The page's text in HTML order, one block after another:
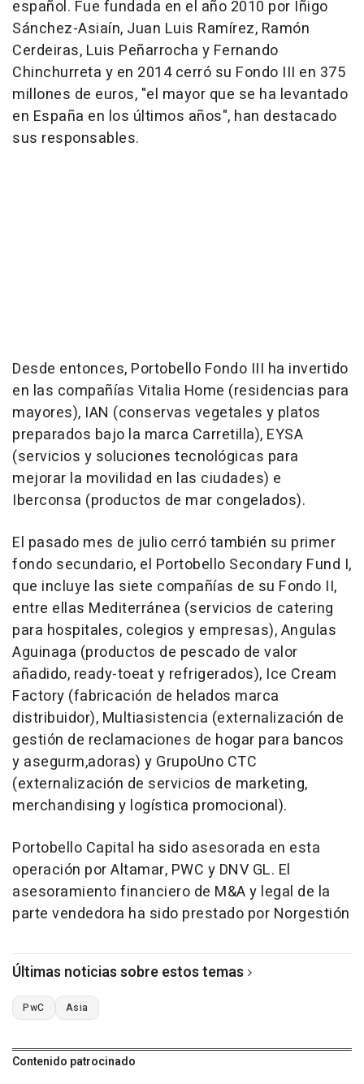
español. Fue fundada en el año 2010 por Iñigo
Sánchez-Asiaín, Juan Luis Ramírez, Ramón
Cerdeiras, Luis Peñarrocha y Fernando
Chinchurreta y en 2014 cerró su Fondo III en 375
millones de euros, "el mayor que se ha levantado
en España en los últimos años", han destacado
sus responsables.
Desde entonces, Portobello Fondo III ha invertido
en las compañías Vitalia Home (residencias para
mayores), IAN (conservas vegetales y platos
preparados bajo la marca Carretilla), EYSA
(servicios y soluciones tecnológicas para
mejorar la movilidad en las ciudades) e
Iberconsa (productos de mar congelados).
El pasado mes de julio cerró también su primer
fondo secundario, el Portobello Secondary Fund I,
que incluye las siete compañías de su Fondo II,
entre ellas Mediterránea (servicios de catering
para hospitales, colegios y empresas), Angulas
Aguinaga (productos de pescado de valor
añadido, ready-toeat y refrigerados), Ice Cream
Factory (fabricación de helados marca
distribuidor), Multiasistencia (externalización de
gestión de reclamaciones de hogar para bancos
y asegurm,adoras) y GrupoUno CTC
(externalización de servicios de marketing,
merchandising y logística promocional).
Portobello Capital ha sido asesorada en esta
operación por Altamar, PWC y DNV GL. El
asesoramiento financiero de M&A y legal de la
parte vendedora ha sido prestado por Norgestión
Últimas noticias sobre estos temas
PwC Asia
Contenido patrocinado